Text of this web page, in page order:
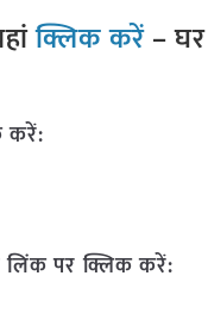
क्लिक करें– घर
करें:
लिंक पर क्लिक करें: